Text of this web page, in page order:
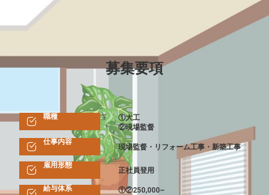
募集要項
職種
①大工
②現場監督
仕事内容
現場監督・リフォーム工事・新築工事
雇用形態
正社員登用
給与体系
①②250,000~